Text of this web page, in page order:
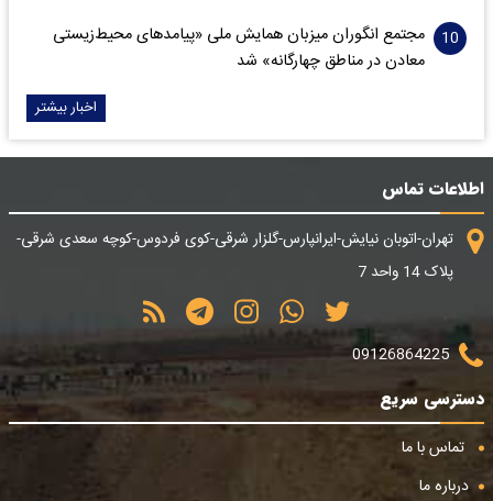
مجتمع انگوران میزبان همایش ملی «پیامدهای محیط‌زیستی
معادن در مناطق چهارگانه» شد
اخبار بیشتر
اطلاعات تماس
تهران-اتوبان نیایش-ایرانپارس-گلزار شرقی-کوی فردوس-کوچه سعدی شرقی-
پلاک 14 واحد 7
09126864225
دسترسی سریع
تماس با ما
درباره ما